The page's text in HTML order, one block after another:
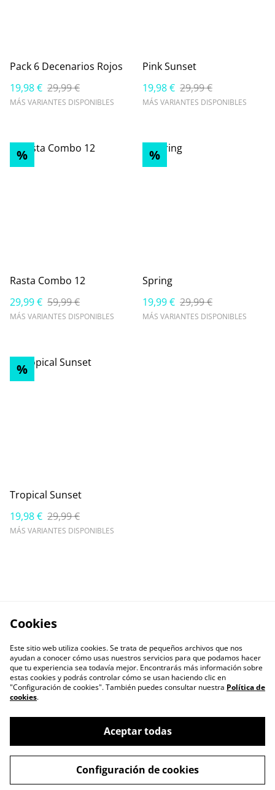
Pack 6 Decenarios Rojos
19,98 € 29,99 €
MÁS VARIANTES DISPONIBLES
Pink Sunset
19,98 € 29,99 €
MÁS VARIANTES DISPONIBLES
%
Rasta Combo 12
29,99 € 59,99 €
MÁS VARIANTES DISPONIBLES
%
Spring
19,99 € 29,99 €
MÁS VARIANTES DISPONIBLES
%
Tropical Sunset
19,98 € 29,99 €
MÁS VARIANTES DISPONIBLES
nosotros
Política de cookies
Términos y
Condiciones
Envíos
Cookies
Este sitio web utiliza cookies. Se trata de pequeños archivos que nos
ayudan a conocer cómo usas nuestros servicios para que podamos hacer
que tu experiencia sea todavía mejor. Encontrarás más información sobre
estas cookies y podrás controlar cómo se usan haciendo clic en
"Configuración de cookies". También puedes consultar nuestra Política de
cookies.
Aceptar todas
Configuración de cookies